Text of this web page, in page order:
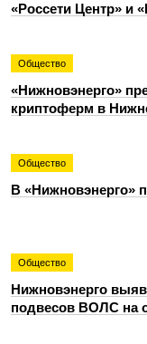
«Россети Центр» и
Общество
«Нижновэнерго»
криптоферм в
Общество
В «Нижновэнерго»
Общество
Нижновэнерго
подвесов ВОЛС на